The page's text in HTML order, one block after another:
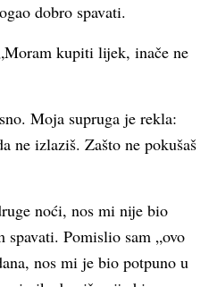
dobro spavati.
kupiti lijek, inače ne
Moja supruga je rekla:
ne izlaziš. Zašto ne pokušaš
noći, nos mi nije bio
Pomislio sam „ovo
nos mi je bio potpuno u